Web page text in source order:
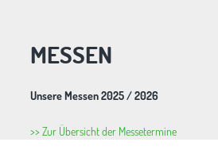
MESSEN
Unsere Messen 2025 / 2026
>> Zur Übersicht der Messetermine